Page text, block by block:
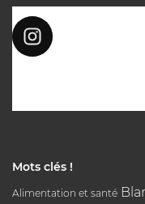
Mots clés !
Alimentation et santé